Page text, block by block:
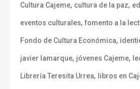
Cultura Cajeme, cultura de la paz,
eventos culturales, fomento a la
Fondo de Cultura Económica,
javier lamarque, jóvenes Cajeme,
Librería Teresita Urrea, libros en